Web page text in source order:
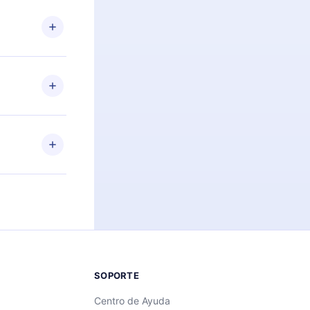
el
de
más de
leer o
iOS,
momento
SOPORTE
Centro de Ayuda